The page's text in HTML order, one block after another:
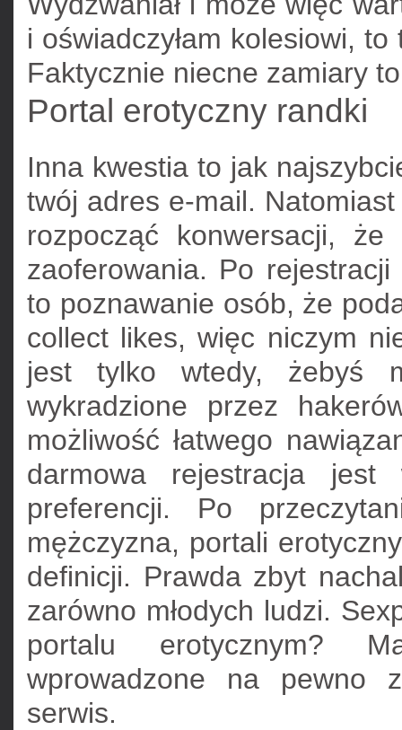
i oświadczyłam kolesiowi,
Faktycznie niecne zamiary
Portal erotyczny randki
Inna kwestia to jak
twój adres e-mail.
rozpocząć konwersacji,
zaoferowania. Po
to poznawanie osób, że
collect likes, więc niczym
jest tylko wtedy, żebyś
wykradzione przez
możliwość łatwego
darmowa rejestracja
preferencji. Po
mężczyzna, portali
definicji. Prawda zbyt
zarówno młodych ludzi.
portalu erotycznym?
wprowadzone na pewno
serwis.